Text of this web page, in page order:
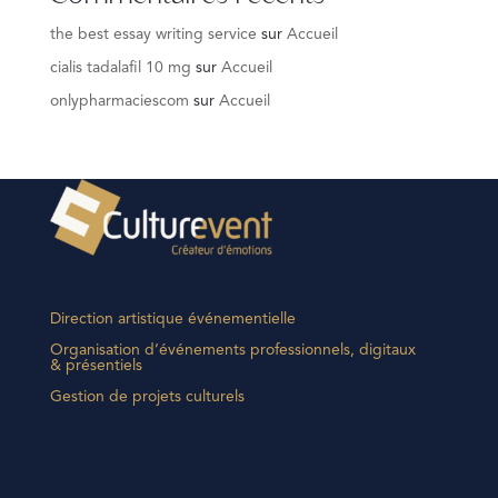
the best essay writing service sur Accueil
cialis tadalafil 10 mg sur Accueil
onlypharmaciescom sur Accueil
Direction artistique événementielle
Organisation d’événements professionnels, digitaux
& présentiels
Gestion de projets culturels